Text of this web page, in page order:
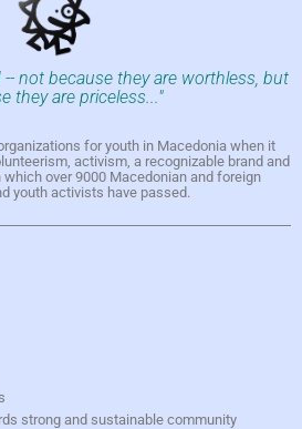
not because they are worthless, but
they are priceless..."
for youth in Macedonia when it
activism, a recognizable brand and
over 9000 Macedonian and foreign
youth activists have passed.
strong and sustainable community